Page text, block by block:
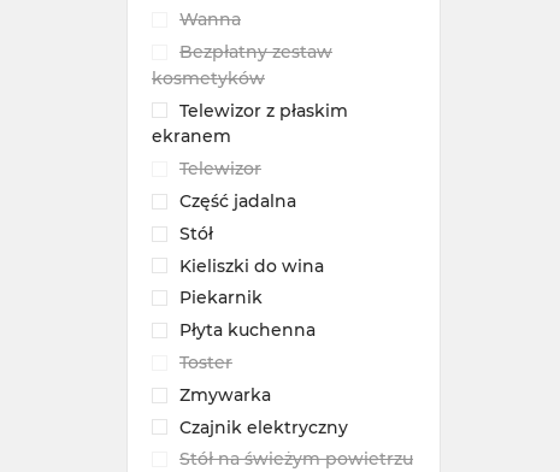
Wanna
Bezpłatny zestaw
kosmetyków
Telewizor z płaskim
ekranem
Telewizor
Część jadalna
Stół
Kieliszki do wina
Piekarnik
Płyta kuchenna
Toster
Zmywarka
Czajnik elektryczny
Stół na świeżym powietrzu